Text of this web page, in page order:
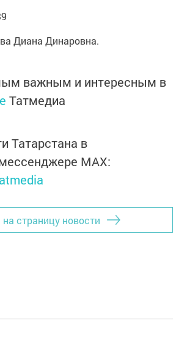
Диана Динаровна.
важным и интересным в
Татмедиа
Татарстана в
MАХ:
на страницу новости